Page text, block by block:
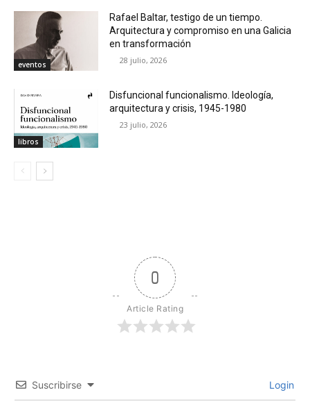
eventos
Rafael Baltar, testigo de un tiempo.
Arquitectura y compromiso en una Galicia
en transformación
28 julio, 2026
libros
Disfuncional funcionalismo. Ideología,
arquitectura y crisis, 1945-1980
23 julio, 2026
0
Article Rating
Suscribirse Login